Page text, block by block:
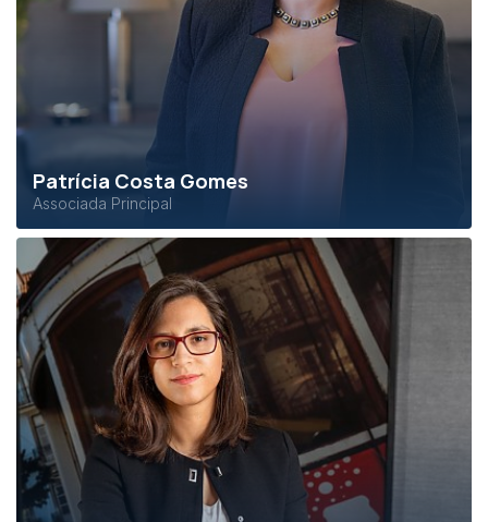
Patrícia Costa Gomes
Associada Principal